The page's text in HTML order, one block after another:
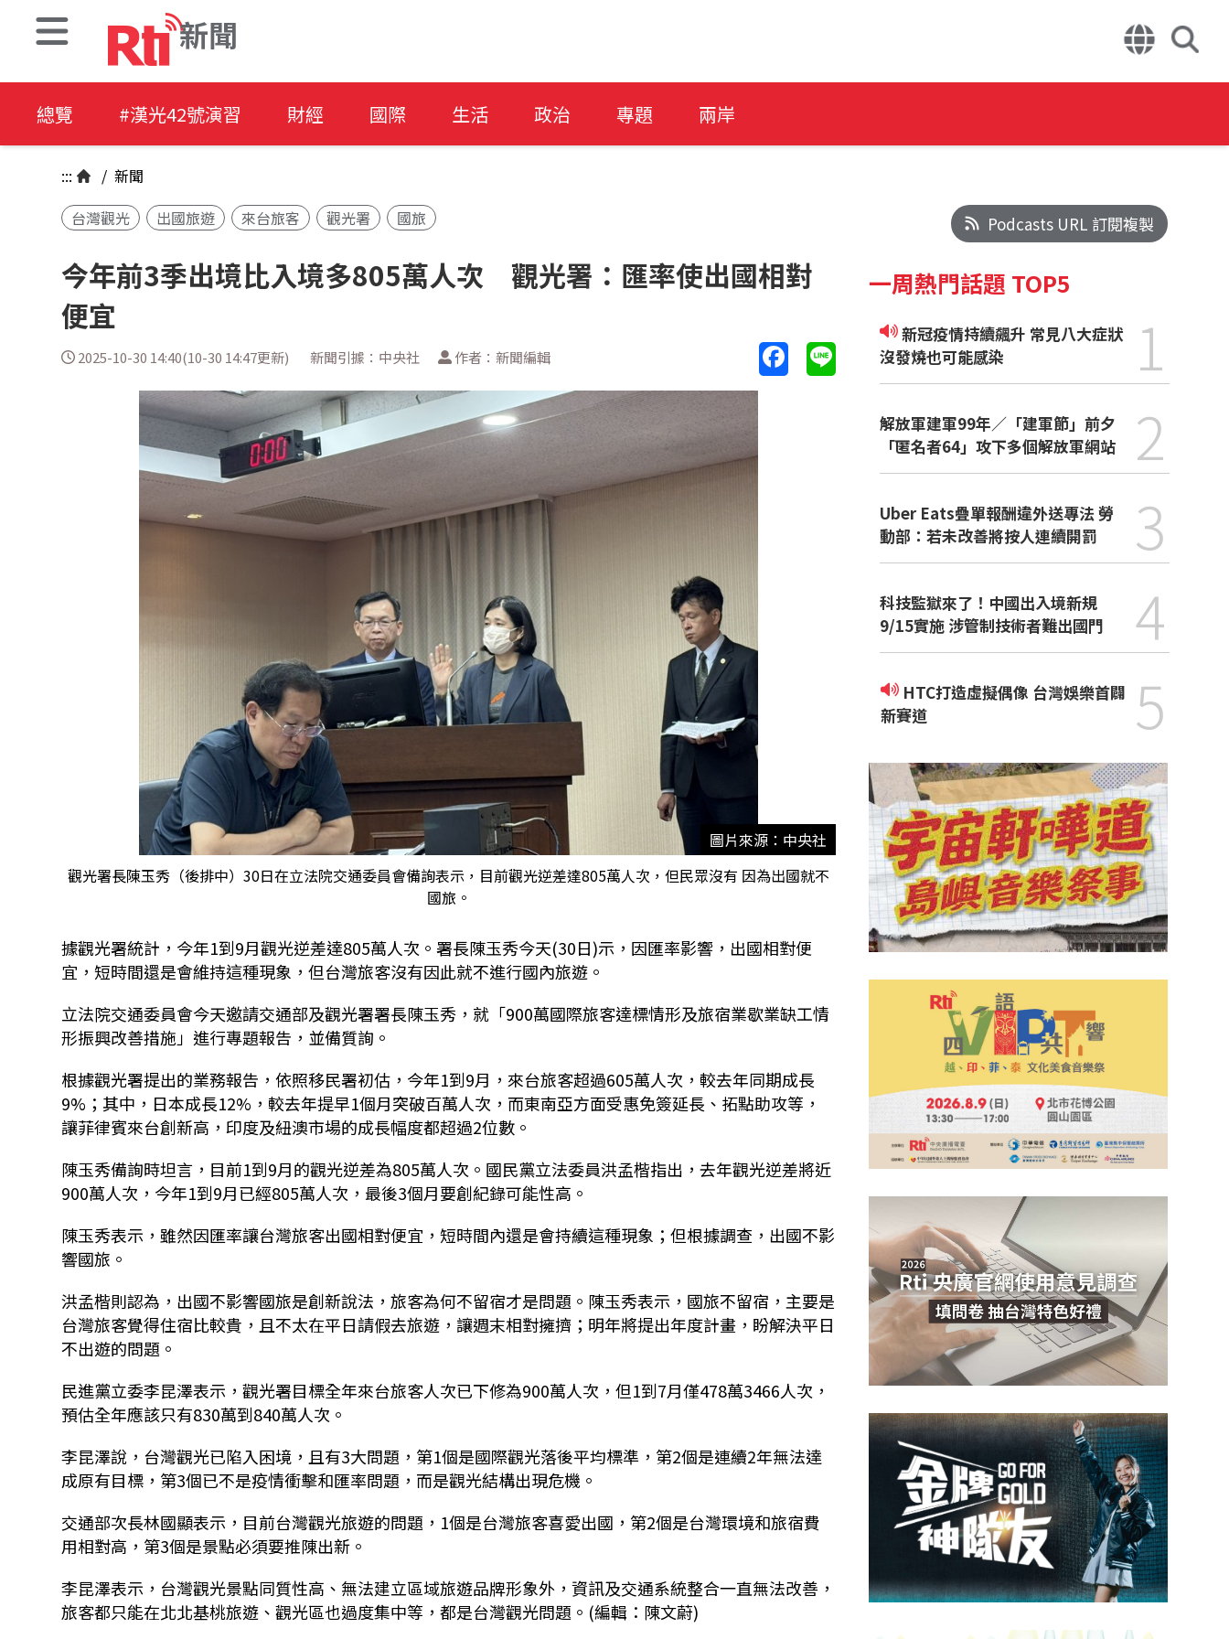
新聞
總覽 #漢光42號演習 財經 國際 生活 政治 專題 兩岸
::: / 新聞
台灣觀光
出國旅遊 來台旅客 觀光署 國旅
今年前3季出境比入境多805萬人次 觀光署：匯率使出國相對
便宜
2025-10-30 14:40(10-30 14:47更新) 新聞引據：中央社 作者：新聞編輯
圖片來源：中央社
觀光署長陳玉秀（後排中）30日在立法院交通委員會備詢表示，目前觀光逆差達805萬人次，但民眾沒有 因為出國就不
國旅。
據觀光署統計，今年1到9月觀光逆差達805萬人次。署長陳玉秀今天(30日)示，因匯率影響，出國相對便
宜，短時間還是會維持這種現象，但台灣旅客沒有因此就不進行國內旅遊。
立法院交通委員會今天邀請交通部及觀光署署長陳玉秀，就「900萬國際旅客達標情形及旅宿業歇業缺工情
形振興改善措施」進行專題報告，並備質詢。
根據觀光署提出的業務報告，依照移民署初估，今年1到9月，來台旅客超過605萬人次，較去年同期成長
9%；其中，日本成長12%，較去年提早1個月突破百萬人次，而東南亞方面受惠免簽延長、拓點助攻等，
讓菲律賓來台創新高，印度及紐澳市場的成長幅度都超過2位數。
陳玉秀備詢時坦言，目前1到9月的觀光逆差為805萬人次。國民黨立法委員洪孟楷指出，去年觀光逆差將近
900萬人次，今年1到9月已經805萬人次，最後3個月要創紀錄可能性高。
陳玉秀表示，雖然因匯率讓台灣旅客出國相對便宜，短時間內還是會持續這種現象；但根據調查，出國不影
響國旅。
洪孟楷則認為，出國不影響國旅是創新說法，旅客為何不留宿才是問題。陳玉秀表示，國旅不留宿，主要是
台灣旅客覺得住宿比較貴，且不太在平日請假去旅遊，讓週末相對擁擠；明年將提出年度計畫，盼解決平日
不出遊的問題。
民進黨立委李昆澤表示，觀光署目標全年來台旅客人次已下修為900萬人次，但1到7月僅478萬3466人次，
預估全年應該只有830萬到840萬人次。
李昆澤說，台灣觀光已陷入困境，且有3大問題，第1個是國際觀光落後平均標準，第2個是連續2年無法達
成原有目標，第3個已不是疫情衝擊和匯率問題，而是觀光結構出現危機。
交通部次長林國顯表示，目前台灣觀光旅遊的問題，1個是台灣旅客喜愛出國，第2個是台灣環境和旅宿費
用相對高，第3個是景點必須要推陳出新。
李昆澤表示，台灣觀光景點同質性高、無法建立區域旅遊品牌形象外，資訊及交通系統整合一直無法改善，
旅客都只能在北北基桃旅遊、觀光區也過度集中等，都是台灣觀光問題。(編輯：陳文蔚)
Podcasts URL 訂閱複製
一周熱門話題 TOP5
新冠疫情持續飆升 常見八大症狀
沒發燒也可能感染
1
解放軍建軍99年／「建軍節」前夕
「匿名者64」攻下多個解放軍網站
2
Uber Eats疊單報酬違外送專法 勞
動部：若未改善將按人連續開罰
3
科技監獄來了！中國出入境新規
9/15實施 涉管制技術者難出國門
4
新賽道
5